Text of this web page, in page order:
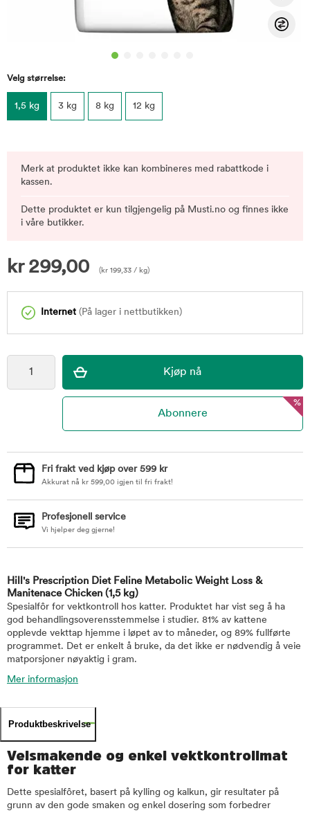
Velg størrelse:
1,5 kg 3 kg 8 kg 12 kg
Merk at produktet ikke kan kombineres med rabattkode i
kassen.
Dette produktet er kun tilgjengelig på Musti.no og finnes ikke
i våre butikker.
kr 299,00 ( kr 199,33 / kg)
Internet (På lager i nettbutikken)
%
Fri frakt ved kjøp over 599 kr
Akkurat nå kr 599,00 igjen til fri frakt!
Profesjonell service
Vi hjelper deg gjerne!
Hill's Prescription Diet Feline Metabolic Weight Loss &
Manitenace Chicken (1,5 kg)
Spesialfôr for vektkontroll hos katter. Produktet har vist seg å ha
god behandlingsoverensstemmelse i studier. 81% av kattene
opplevde vekttap hjemme i løpet av to måneder, og 89% fullførte
programmet. Det er enkelt å bruke, da det ikke er nødvendig å veie
matporsjoner nøyaktig i gram.
Mer informasjon
Produktbeskrivelse
Velsmakende og enkel vektkontrollmat
for katter
Dette spesialfôret, basert på kylling og kalkun, gir resultater på
grunn av den gode smaken og enkel dosering som forbedrer